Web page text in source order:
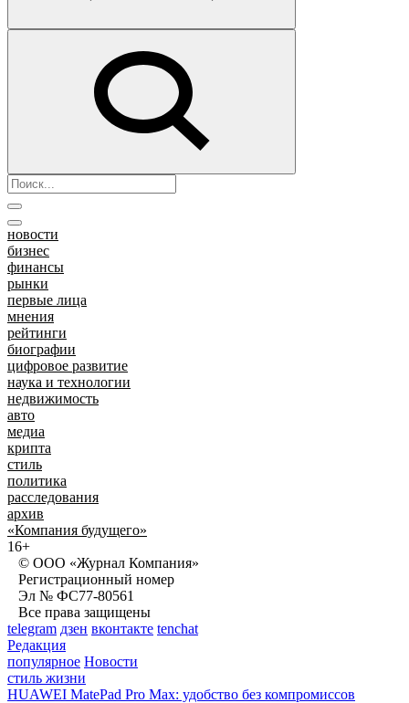
новости
бизнес
финансы
рынки
первые лица
мнения
рейтинги
биографии
цифровое развитие
наука и технологии
недвижимость
авто
медиа
крипта
стиль
политика
расследования
архив
«Компания будущего»
16+
© ООО «Журнал Компания»
Регистрационный номер
Эл № ФС77-80561
Все права защищены
telegram дзен вконтакте tenchat
Редакция
популярное Новости
стиль жизни
HUAWEI MatePad Pro Max: удобство без компромиссов